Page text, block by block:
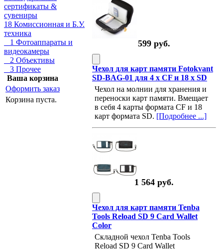
сертификаты &
сувениры
18 Комиссионная и Б.У.
техника
1 Фотоаппараты и
видеокамеры
2 Объективы
3 Прочее
Ваша корзина
Оформить заказ
Корзина пуста.
599 руб.
Чехол для карт памяти Fotokvant
SD-BAG-01 для 4 x СF и 18 x SD
Чехол на молнии для хранения и
переноски карт памяти. Вмещает
в себя 4 карты формата СF и 18
карт формата SD. [Подробнее ...]
1 564 руб.
Чехол для карт памяти Tenba
Tools Reload SD 9 Card Wallet
Color
Складной чехол Tenba Tools
Reload SD 9 Card Wallet